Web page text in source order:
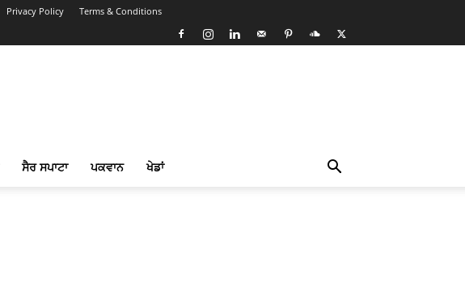
Privacy Policy Terms & Conditions
ਸੈਰ ਸਪਾਟਾ ਪਕਵਾਨ ਖੇਡਾਂ